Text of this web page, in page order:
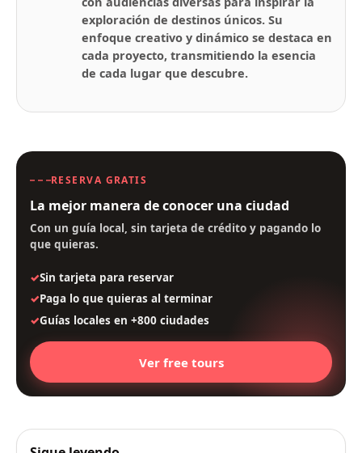
exploración de destinos únicos. Su
enfoque creativo y dinámico se destaca en
cada proyecto, transmitiendo la esencia
de cada lugar que descubre.
RESERVA GRATIS
La mejor manera de conocer una ciudad
Con un guía local, sin tarjeta de crédito y pagando lo
que quieras.
Sin tarjeta para reservar
Paga lo que quieras al terminar
Guías locales en +800 ciudades
Ver free tours